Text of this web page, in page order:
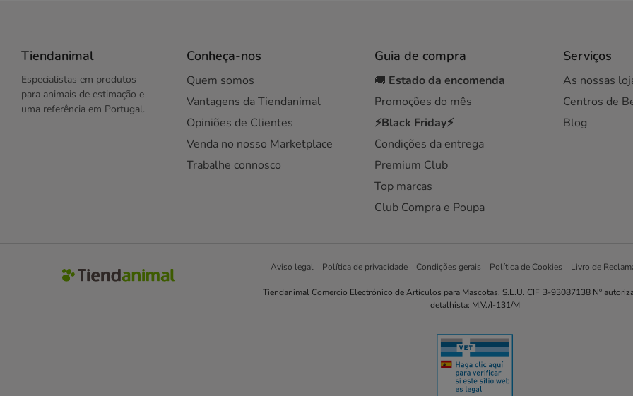
Tiendanimal
Especialistas em produtos
para animais de estimação e
uma referência em Portugal.
Conheça-nos
Quem somos
Vantagens da Tiendanimal
Opiniões de Clientes
Venda no nosso Marketplace
Trabalhe connosco
Guia de compra
🚚 Estado da encomenda
Promoções do mês
⚡Black Friday⚡
Condições da entrega
Premium Club
Top marcas
Club Compra e Poupa
Serviços
As nossas
Centros de
Blog
Aviso legal Política de privacidade Condições gerais Política de Cookies Livro de
Tiendanimal Comercio Electrónico de Artículos para Mascotas, S.L.U. CIF B-93087138 Nº
detalhista: M.V./I-131/M